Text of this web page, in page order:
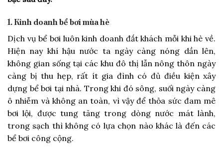
1. Kinh doanh bể bơi mùa hè
Dịch vụ bể bơi luôn kinh doanh đắt khách mỗi khi hè về.
Hiện nay khí hậu nước ta ngày càng nóng dần lên,
không gian sống tại các khu đô thị lẫn nông thôn ngày
càng bị thu hẹp, rất ít gia đình có đủ điều kiện xây
dựng bể bơi tại nhà. Trong khi đó sông, suối ngày càng
ô nhiễm và không an toàn, vì vậy để thỏa sức đam mê
bơi lội, được tung tăng trong dòng nước mát lành,
trong sạch thì không có lựa chọn nào khác là đến các
bể bơi công cộng.